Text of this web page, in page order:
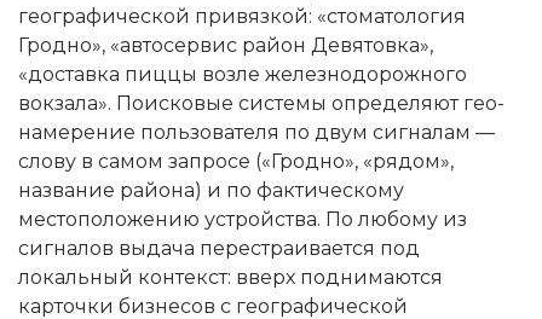
географической привязкой: «стоматология
Гродно», «автосервис район Девятовка»,
«доставка пиццы возле железнодорожного
вокзала». Поисковые системы определяют гео-
намерение пользователя по двум сигналам —
слову в самом запросе («Гродно», «рядом»,
название района) и по фактическому
местоположению устройства. По любому из
сигналов выдача перестраивается под
локальный контекст: вверх поднимаются
карточки бизнесов с географической